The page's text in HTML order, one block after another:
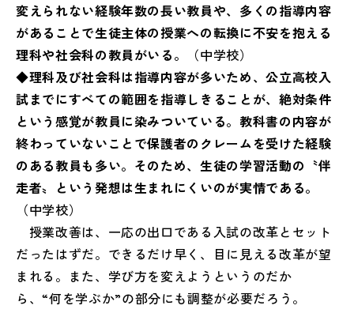
変えられない経験年数の長い教員や、多くの指導内容
があることで生徒主体の授業への転換に不安を抱える
理科や社会科の教員がいる。
（中学校）
◆理科及び社会科は指導内容が多いため、公立高校入
試までにすべての範囲を指導しきることが、絶対条件
という感覚が教員に染みついている。教科書の内容が
終わっていないことで保護者のクレームを受けた経験
のある教員も多い。そのため、生徒の学習活動の〝伴
走者〟という発想は生まれにくいのが実情である。
（中学校）
授業改善は、一応の出口である入試の改革とセット
だったはずだ。できるだけ早く、目に見える改革が望
まれる。また、学び方を変えようというのだか
ら、“何を学ぶか”の部分にも調整が必要だろう。